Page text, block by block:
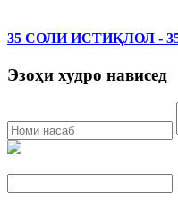
35 СОЛИ ИСТИҚЛОЛ -
Эзоҳи худро нависед